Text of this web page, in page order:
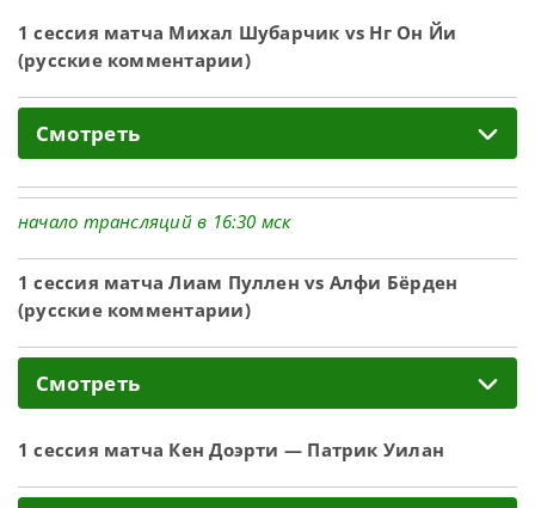
1 сессия матча Михал Шубарчик vs Нг Он Йи
(русские комментарии)
Смотреть
начало трансляций в 16:30 мск
1 сессия матча Лиам Пуллен vs Алфи Бёрден
(русские комментарии)
Смотреть
1 сессия матча Кен Доэрти — Патрик Уилан